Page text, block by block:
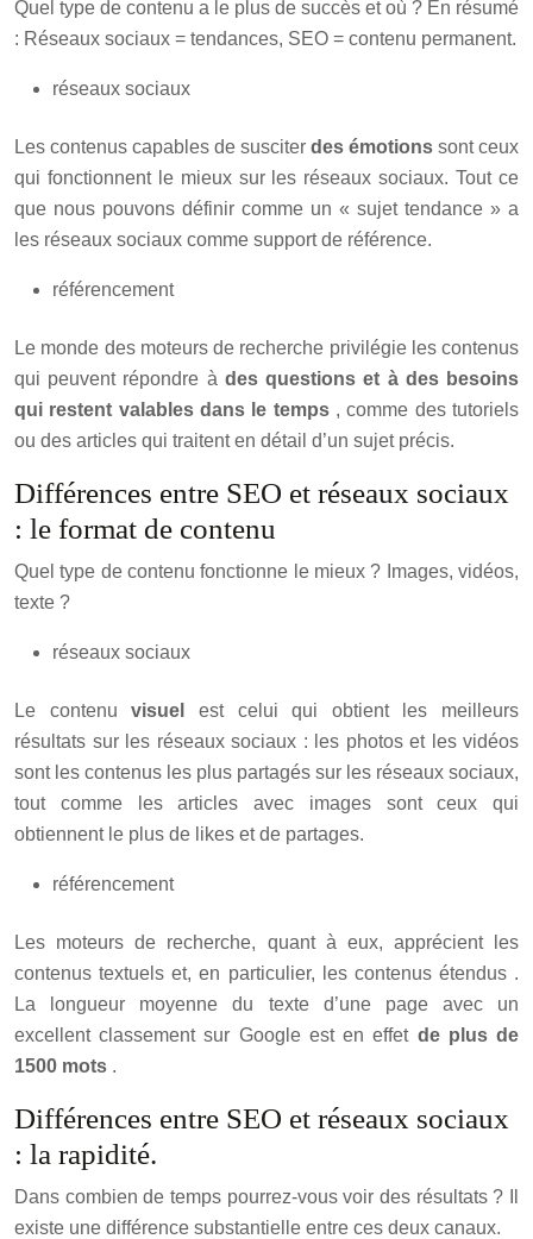
Quel type de contenu a le plus de succès et où ? En résumé
: Réseaux sociaux = tendances, SEO = contenu permanent.
réseaux sociaux
Les contenus capables de susciter des émotions sont ceux
qui fonctionnent le mieux sur les réseaux sociaux.Tout ce
que nous pouvons définir comme un « sujet tendance » a
les réseaux sociaux comme support de référence.
référencement
Le monde des moteurs de recherche privilégie les contenus
qui peuvent répondre à des questions et à des besoins
qui restent valables dans le temps, comme des tutoriels
ou des articles qui traitent en détail d’un sujet précis.
Différences entre SEO et réseaux sociaux
: le format de contenu
Quel type de contenu fonctionne le mieux ? Images, vidéos,
texte ?
réseaux sociaux
Le contenuvisuel
est celui qui obtient les meilleurs
résultats sur les réseaux sociaux : les photos et les vidéos
sont les contenus les plus partagés sur les réseaux sociaux,
tout comme les articles avec images sont ceux qui
obtiennent le plus de likes et de partages.
référencement
Les moteurs de recherche, quant à eux, apprécient les
contenus textuels et, en particulier, les contenus étendus .
La longueur moyenne du texte d’une page avec un
excellent classement sur Google est en effet de plus de
1500 mots .
Différences entre SEO et réseaux sociaux
: la rapidité.
Dans combien de temps pourrez-vous voir des résultats ? Il
existe une différence substantielle entre ces deux canaux.